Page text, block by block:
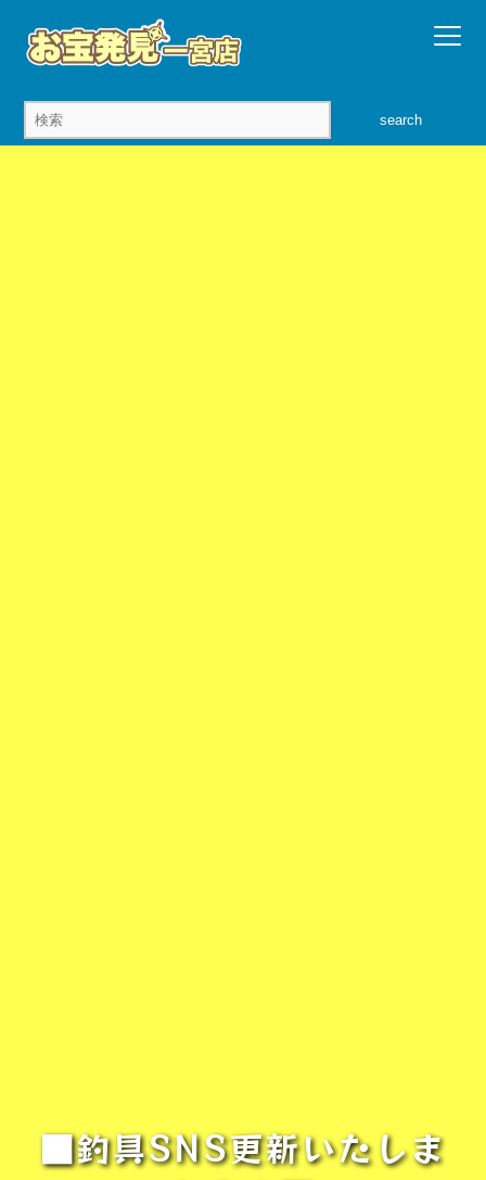
search
■釣具SNS更新いたしま